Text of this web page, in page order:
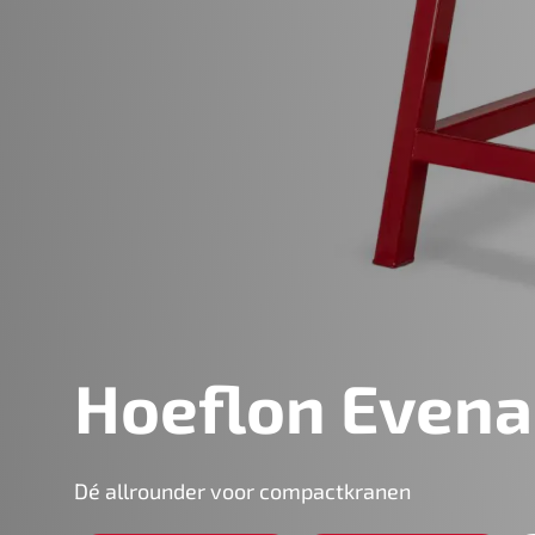
Hoeflon
Dé allrounder voor compactkranen